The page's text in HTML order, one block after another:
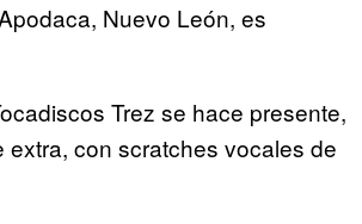
Nuevo León, es
Trez se hace presente,
con scratches vocales de